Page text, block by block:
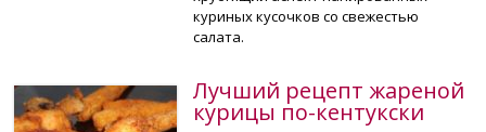
куриных кусочков со свежестью
салата.
Лучший рецепт жареной
курицы по-кентукски